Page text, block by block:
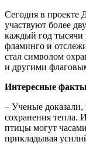
Сегодня в проекте
участвуют более
каждый год тысячи
фламинго и
стал символом
и другими
Интересные
– Ученые доказали,
сохранения тепла.
птицы могут
прикладывая